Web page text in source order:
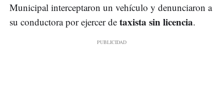
Municipal interceptaron un vehículo y denunciaron a
su conductora por ejercer de taxista sin licencia.